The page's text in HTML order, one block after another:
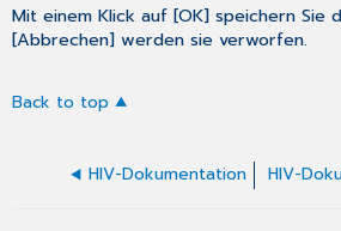
Mit einem Klick auf [OK] speichern Sie
[Abbrechen] werden sie verworfen.
Back to top
HIV-Dokumentation